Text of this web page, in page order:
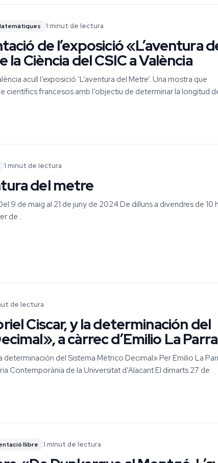
1 minut de lectura
de l’exposició «L’aventura
la Ciència del CSIC a València
acull l’exposició ‘L’aventura del Metre’. Una mostra que
científics francesos amb l’objectiu de determinar la longitud
1 minut de lectura
del metre
9 de maig al 21 de juny de 2024 De dilluns a divendres de 10
de...
de lectura
Ciscar, y la determinación del
a càrrec d’Emilio La Parra
determinación del Sistema Métrico Decimal» Per Emilio La
Contemporània de la Universitat d’Alacant El dimarts 27 de
llibre 1 minut de lectura